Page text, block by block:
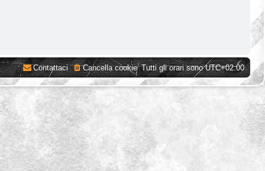
Tutti gli orari sonoUTC+02:00
Cancella cookie
Contattaci